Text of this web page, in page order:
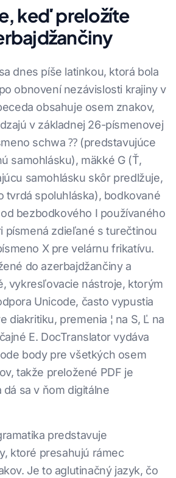
keď preložíte
dnes píše latinkou, ktorá bola
obnovení nezávislosti krajiny v
obsahuje osem znakov,
v základnej 26-písmenovej
schwa ⁇ (predstavujúce
samohlásku), mäkké G (Ť,
samohlásku skôr predlžuje,
tvrdá spoluhláska), bodkované
bezbodkového I používaného
písmená zdieľané s turečtinou
X pre velárnu frikatívu.
do azerbajdžančiny a
vykresľovacie nástroje, ktorým
Unicode, často vypustia
diakritiku, premenia ¦ na S, Ľ na
E. DocTranslator vydáva
body pre všetkých osem
takže preložené PDF je
sa v ňom digitálne
predstavuje
ktoré presahujú rámec
Je to aglutinačný jazyk, čo